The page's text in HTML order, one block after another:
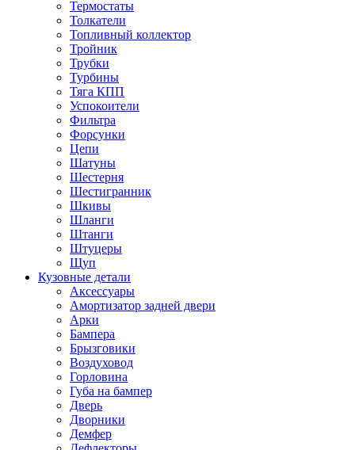
Термостаты
Толкатели
Топливный коллектор
Тройник
Трубки
Турбины
Тяга КПП
Успокоители
Фильтра
Форсунки
Цепи
Шатуны
Шестерня
Шестигранник
Шкивы
Шланги
Штанги
Штуцеры
Щуп
Кузовные детали
Аксессуары
Амортизатор задней двери
Арки
Бампера
Брызговики
Воздуховод
Горловина
Губа на бампер
Дверь
Дворники
Демфер